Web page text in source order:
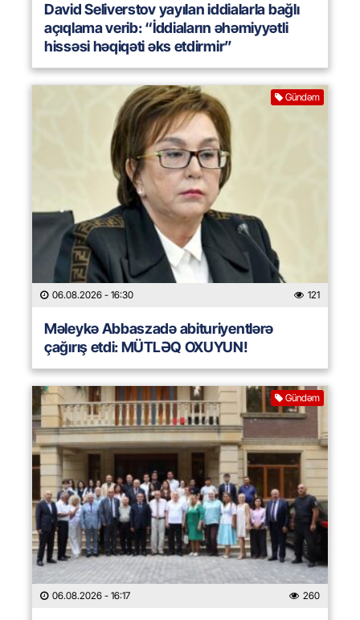
David Seliverstov yayılan iddialarla bağlı
açıqlama verib: “İddiaların əhəmiyyətli
hissəsi həqiqəti əks etdirmir”
Gündəm
06.08.2026 - 16:30 121
Məleykə Abbaszadə abituriyentlərə
çağırış etdi: MÜTLƏQ OXUYUN!
Gündəm
06.08.2026 - 16:17 260